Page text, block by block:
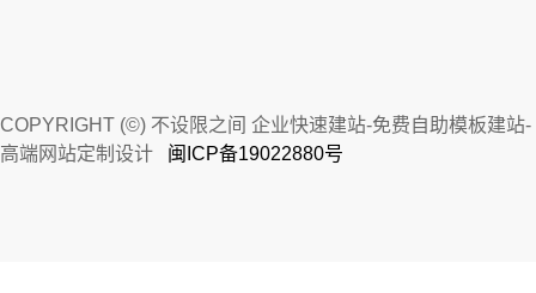
COPYRIGHT (©) 不设限之间 企业快速建站-免费自助模板建站-
高端网站定制设计
闽ICP备19022880号